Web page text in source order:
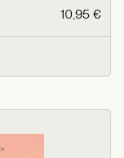
10,95 €